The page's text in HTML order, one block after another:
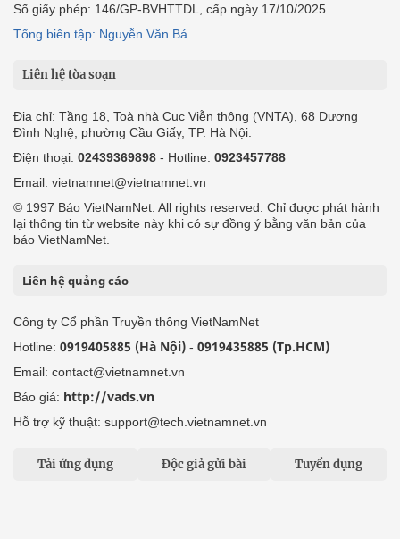
Số giấy phép: 146/GP-BVHTTDL, cấp ngày 17/10/2025
Tổng biên tập: Nguyễn Văn Bá
Liên hệ tòa soạn
Địa chỉ: Tầng 18, Toà nhà Cục Viễn thông (VNTA), 68 Dương
Đình Nghệ, phường Cầu Giấy, TP. Hà Nội.
Điện thoại: 02439369898 - Hotline: 0923457788
Email: vietnamnet@vietnamnet.vn
© 1997 Báo VietNamNet. All rights reserved. Chỉ được phát hành
lại thông tin từ website này khi có sự đồng ý bằng văn bản của
báo VietNamNet.
Liên hệ quảng cáo
Công ty Cổ phần Truyền thông VietNamNet
Hotline: 0919405885 (Hà Nội) - 0919435885 (Tp.HCM)
Email: contact@vietnamnet.vn
Báo giá: http://vads.vn
Hỗ trợ kỹ thuật: support@tech.vietnamnet.vn
Tải ứng dụng Độc giả gửi bài Tuyển dụng